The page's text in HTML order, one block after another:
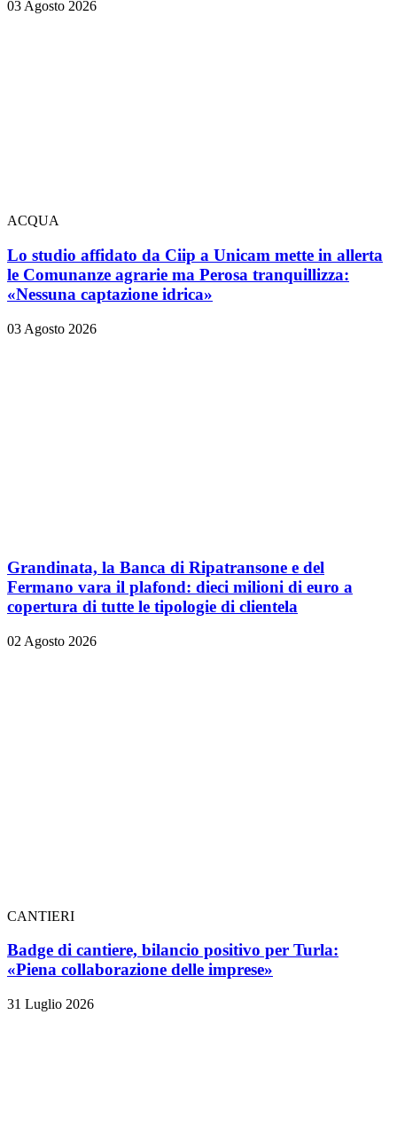
03 Agosto 2026
ACQUA
Lo studio affidato da Ciip a Unicam mette in allerta
le Comunanze agrarie ma Perosa tranquillizza:
«Nessuna captazione idrica»
03 Agosto 2026
Grandinata, la Banca di Ripatransone e del
Fermano vara il plafond: dieci milioni di euro a
copertura di tutte le tipologie di clientela
02 Agosto 2026
CANTIERI
Badge di cantiere, bilancio positivo per Turla:
«Piena collaborazione delle imprese»
31 Luglio 2026